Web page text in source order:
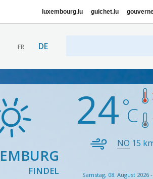
luxembourg.lu guichet.lu
FR DE
FINDEL
24
NO 15
Samstag, 08. August 2026